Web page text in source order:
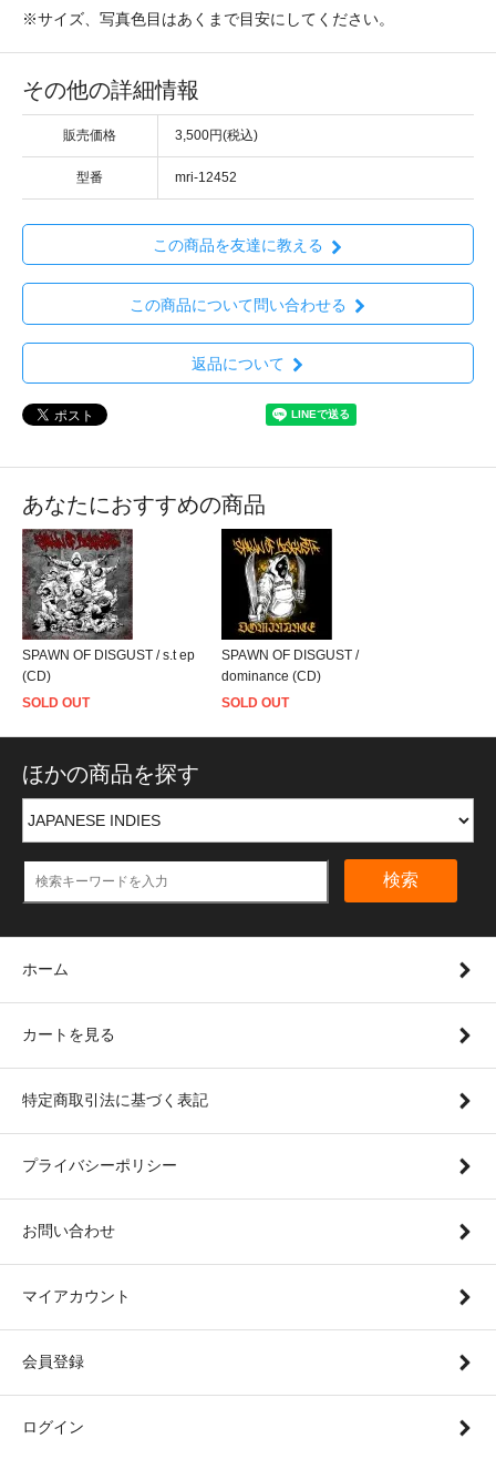
※サイズ、写真色目はあくまで目安にしてください。
その他の詳細情報
販売価格 3,500円(税込)
型番 mri-12452
この商品を友達に教える
この商品について問い合わせる
返品について
あなたにおすすめの商品
SPAWN OF DISGUST / s.t ep
(CD)
SOLD OUT
SPAWN OF DISGUST /
dominance (CD)
SOLD OUT
ほかの商品を探す
検索
ホーム
カートを見る
特定商取引法に基づく表記
プライバシーポリシー
お問い合わせ
マイアカウント
会員登録
ログイン